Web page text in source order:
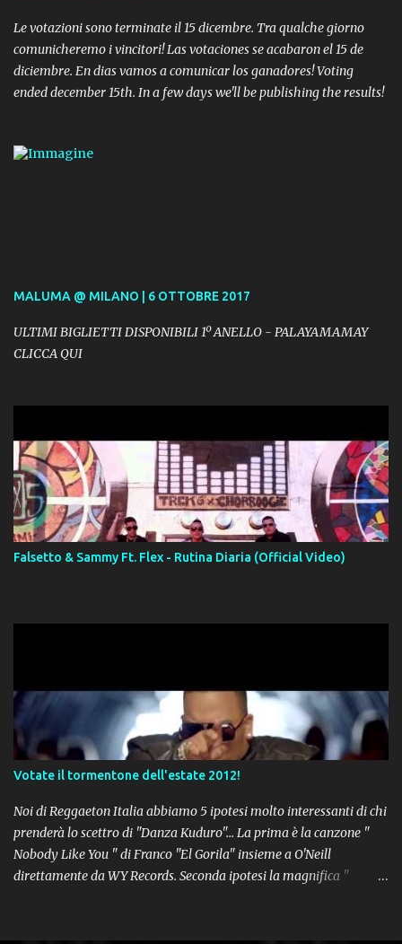
Le votazioni sono terminate il 15 dicembre. Tra qualche giorno
comunicheremo i vincitori! Las votaciones se acabaron el 15 de
diciembre. En dias vamos a comunicar los ganadores! Voting
ended december 15th. In a few days we'll be publishing the results!
MALUMA @ MILANO | 6 OTTOBRE 2017
ULTIMI BIGLIETTI DISPONIBILI 1º ANELLO - PALAYAMAMAY
CLICCA QUI
Falsetto & Sammy Ft. Flex - Rutina Diaria (Official Video)
Votate il tormentone dell'estate 2012!
Noi di Reggaeton Italia abbiamo 5 ipotesi molto interessanti di chi
prenderà lo scettro di "Danza Kuduro"... La prima è la canzone "
Nobody Like You " di Franco "El Gorila" insieme a O'Neill
direttamente da WY Records. Seconda ipotesi la magnifica "
potenziali hits della prossima estate, " Follow The Leader " del trio